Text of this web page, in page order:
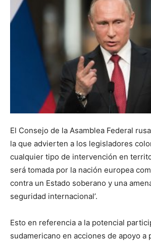
El Consejo de la Asamblea Federal
la que advierten a los legisladores
cualquier tipo de intervención en
será tomada por la nación europea
contra un Estado soberano y una
seguridad internacional’.
Esto en referencia a la potencial
sudamericano en acciones de apoyo a